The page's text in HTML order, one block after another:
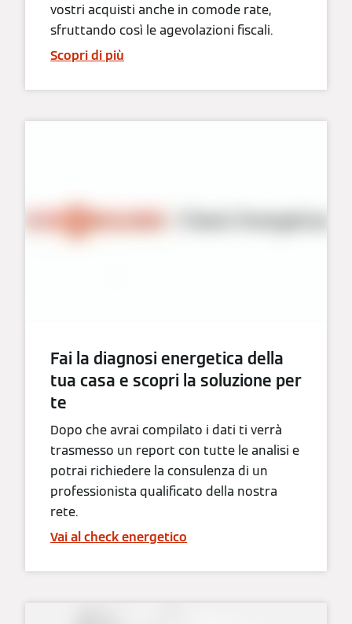
vostri acquisti anche in comode rate,
sfruttando così le agevolazioni fiscali.
Scopri di più
Fai la diagnosi energetica della
tua casa e scopri la soluzione per
te
Dopo che avrai compilato i dati ti verrà
trasmesso un report con tutte le analisi e
potrai richiedere la consulenza di un
professionista qualificato della nostra
rete.
Vai al check energetico